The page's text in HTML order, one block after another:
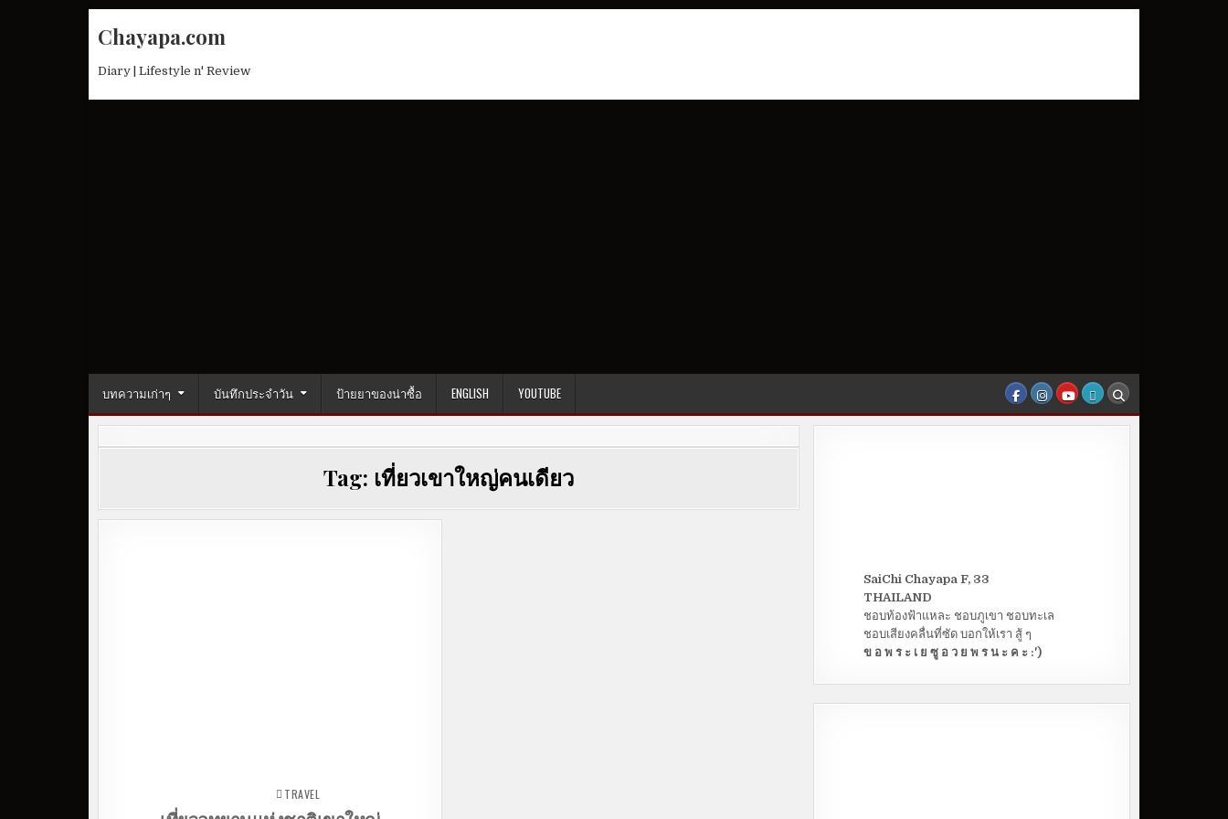
Chayapa.com
Diary | Lifestyle n' Review
บทความเก่าๆ บันทึกประจำวัน ป้ายยาของน่าซื้อ ENGLISH YOUTUBE
Tag: เที่ยวเขาใหญ่คนเดียว
TRAVEL
SaiChi Chayapa F, 33
THAILAND
ชอบท้องฟ้าแหละ ชอบภูเขา ชอบทะเล
ชอบเสียงคลื่นที่ซัด บอกให้เรา สู้ ๆ
ข อ พ ร ะ เ ย ซู อ ว ย พ ร น ะ ค ะ :')